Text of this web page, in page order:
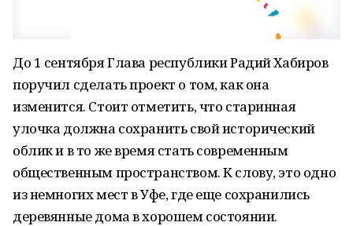
До 1 сентября Глава республики Радий Хабиров
поручил сделать проект о том, как она
изменится. Стоит отметить, что старинная
улочка должна сохранить свой исторический
облик и в то же время стать современным
общественным пространством. К слову, это одно
из немногих мест в Уфе, где еще сохранились
деревянные дома в хорошем состоянии.